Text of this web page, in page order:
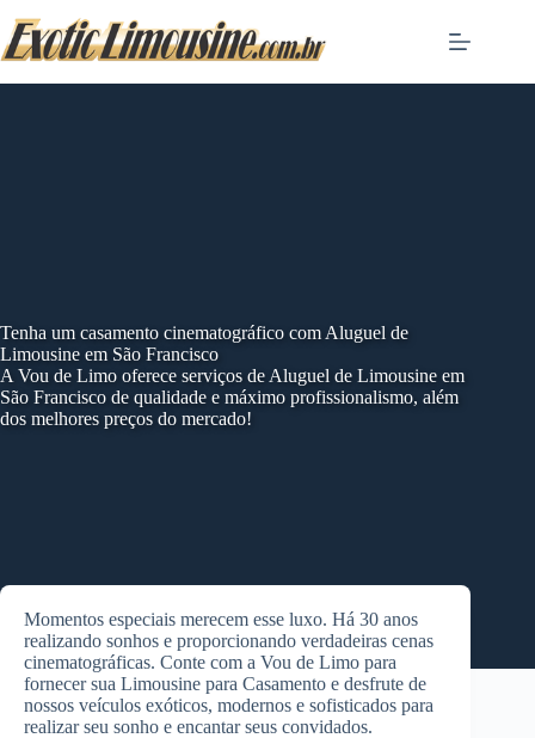
to
content
Tenha um casamento cinematográfico com Aluguel de
Limousine em São Francisco
A Vou de Limo oferece serviços de Aluguel de Limousine em
São Francisco de qualidade e máximo profissionalismo, além
dos melhores preços do mercado!
Momentos especiais merecem esse luxo. Há 30 anos
realizando sonhos e proporcionando verdadeiras cenas
cinematográficas. Conte com a Vou de Limo para
fornecer sua Limousine para Casamento e desfrute de
nossos veículos exóticos, modernos e sofisticados para
realizar seu sonho e encantar seus convidados.